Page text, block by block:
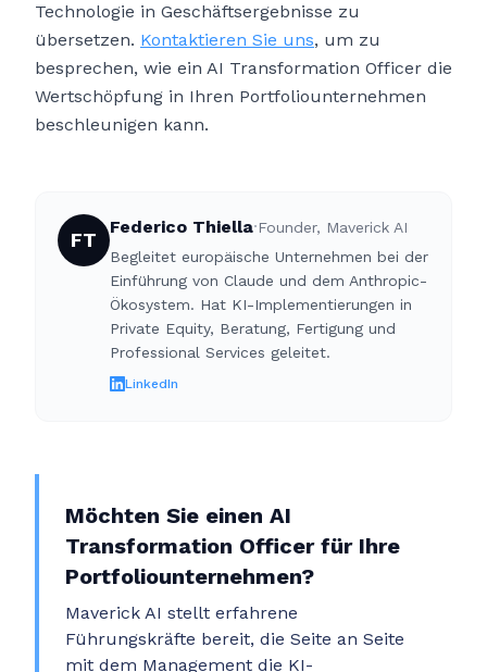
Technologie in Geschäftsergebnisse zu
übersetzen. Kontaktieren Sie uns, um zu
besprechen, wie ein AI Transformation Officer die
Wertschöpfung in Ihren Portfoliounternehmen
beschleunigen kann.
FT
Federico Thiella·Founder, Maverick AI
Begleitet europäische Unternehmen bei der
Einführung von Claude und dem Anthropic-
Ökosystem. Hat KI-Implementierungen in
Private Equity, Beratung, Fertigung und
Professional Services geleitet.
LinkedIn
Möchten Sie einen AI
Transformation Officer für Ihre
Portfoliounternehmen?
Maverick AI stellt erfahrene
Führungskräfte bereit, die Seite an Seite
mit dem Management die KI-